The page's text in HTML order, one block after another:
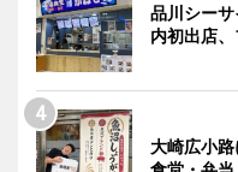
品川シー
内初出店
大崎広小